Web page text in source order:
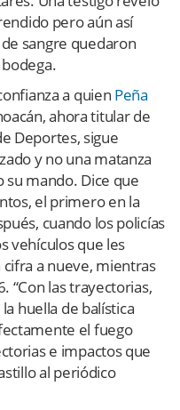
pero aún así
sangre quedaron
a quien Peña
ahora titular de
Deportes, sigue
y no una matanza
su mando. Dice que
el primero en la
cuando los policías
vehículos que les
cifra a nueve, mientras
“Con las trayectorias,
huella de balística
el fuego
e impactos que
al periódico